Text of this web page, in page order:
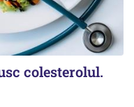
colesterolul.